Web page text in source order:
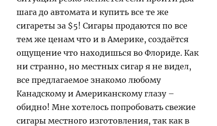
шага до автомата и купить все те же
сигареты за $5! Сигары продаются по все
тем же ценам что и в Америке, создаётся
ощущение что находишься во Флориде. Как
ни странно, но местных сигар я не видел,
все предлагаемое знакомо любому
Канадскому и Американскому глазу –
обидно! Мне хотелось попробовать свежие
сигары местного изготовления, так как в